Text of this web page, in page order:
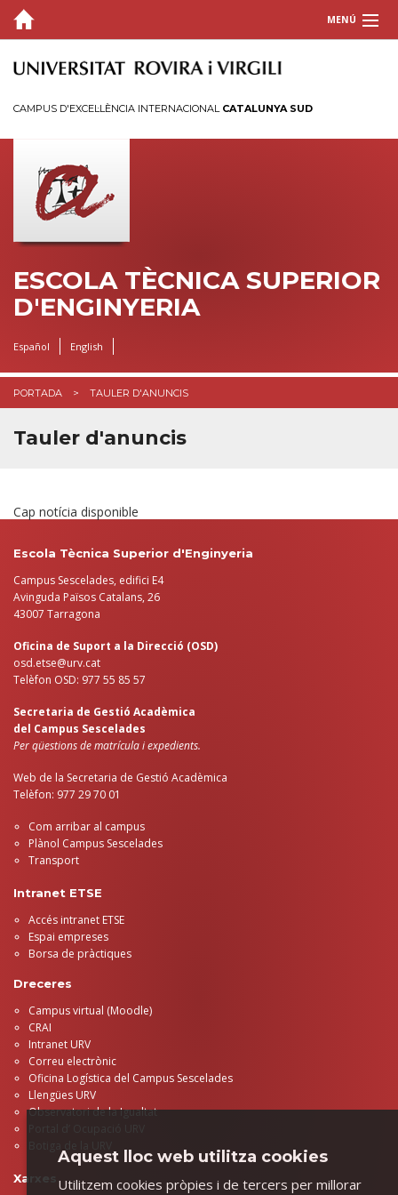
MENÚ
L'ESCOLA
HORARIS I CALENDARIS
INFORMACIÓ ACADÈMICA
QUALITAT
INTRANET
CAMPUS D'EXCEL·LÈNCIA INTERNACIONAL CATALUNYA SUD
ESCOLA TÈCNICA SUPERIOR
D'ENGINYERIA
Español English
PORTADA TAULER D'ANUNCIS
Tauler d'anuncis
Cap notícia disponible
Escola Tècnica Superior d'Enginyeria
Campus Sescelades, edifici E4
Avinguda Països Catalans, 26
43007 Tarragona
Oficina de Suport a la Direcció (OSD)
osd.etse@urv.cat
Telèfon OSD: 977 55 85 57
Secretaria de Gestió Acadèmica
del Campus Sescelades
Per qüestions de matrícula i expedients.
Web de la Secretaria de Gestió Acadèmica
Telèfon: 977 29 70 01
Com arribar al campus
Plànol Campus Sescelades
Transport
Intranet ETSE
Accés intranet ETSE
Espai empreses
Borsa de pràctiques
Dreceres
Campus virtual (Moodle)
CRAI
Intranet URV
Correu electrònic
Oficina Logística del Campus Sescelades
Llengües URV
Observatori de la Igualtat
Xarxes
Aquest lloc web utilitza cookies
Utilitzem cookies pròpies i de tercers per millorar